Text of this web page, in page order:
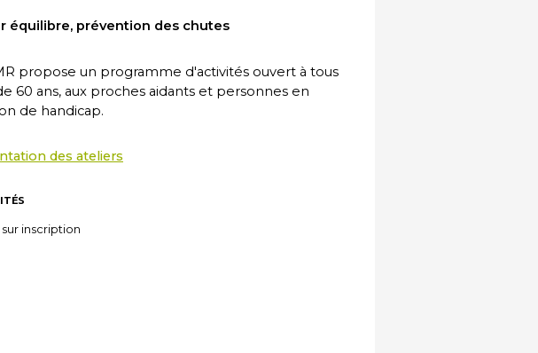
équilibre, prévention des chutes
propose un programme d'activités ouvert à tous
60 ans, aux proches aidants et personnes en
de handicap.
des ateliers
sur inscription